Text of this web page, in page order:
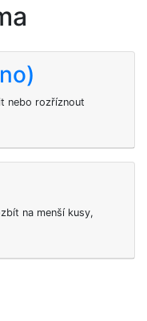
nebo rozříznout
na menší kusy,